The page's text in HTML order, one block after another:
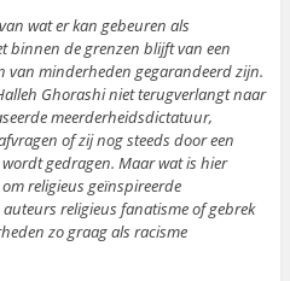
wat er kan gebeuren als
binnen de grenzen blijft van een
van minderheden gegarandeerd zijn.
Ghorashi niet terugverlangt naar
meerderheidsdictatuur,
of zij nog steeds door een
gedragen. Maar wat is hier
religieus geïnspireerde
religieus fanatisme of gebrek
zo graag als racisme